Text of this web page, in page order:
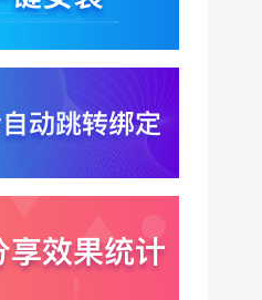
2026-07-30
悟空大圣上映5天票房仅
15万？国产动画宣发失
灵暴露渠道归因黑洞
2026-07-30
Xinstall 渠道统计怎么做
？多渠道统一口径与数